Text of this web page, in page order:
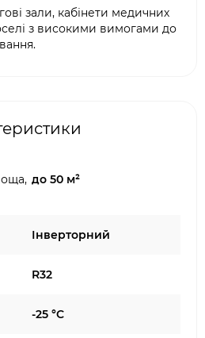
зали, кабінети медичних
з високими вимогами до
до 50 м²
Інверторний
R32
-25 °C